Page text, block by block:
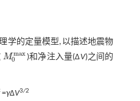
学的定量模型,以描述地震物
Mmax
0
M0max)和净注入量(ΔV)之间的
x=γΔV3/2